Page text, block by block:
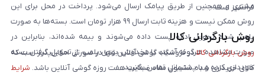
فرانشیز است.
مشتری و همچنین از طریق پیامک ارسال می‌شود. پرداخت در محل برای این
روش ممکن نیست و هزینه ثابت ارسال ۹۹ هزار تومان است. بسته‌ها به صورت
پلمپ شده تحویل اداره پست داده می‌شوند و بیمه شده‌اند، بنابراین در
صورت مشاهده هرگونه آسیب یا مخدوش بودن پلمپ، از تحویل گرفتن بسته
خودداری کرده و با پشتیبانی تماس بگیرید.
روش بازگردانی کالا
روش بازگردانی کالادر فروشگاه گوشی آنلاین تنها در صورتی امکان‌پذیر است که
کالای خریداری شده مشمول مفاد ضمانت هفت روزه گوشی آنلاین باشد. شرایط